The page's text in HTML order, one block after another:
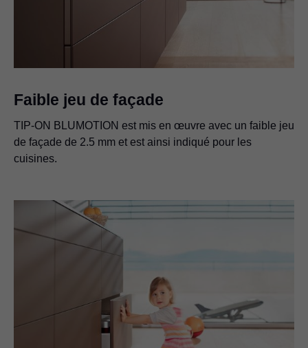
Faible jeu de façade
TIP-ON BLUMOTION est mis en œuvre avec un faible jeu
de façade de 2.5 mm et est ainsi indiqué pour les
cuisines.